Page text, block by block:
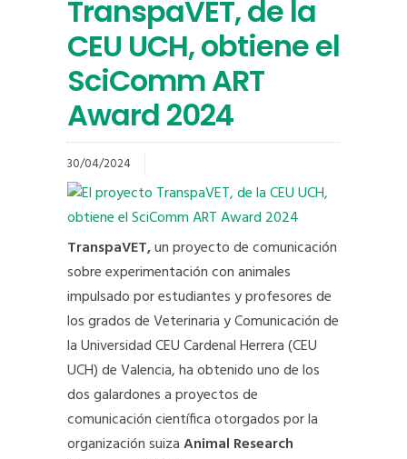
TranspaVET, de la
CEU UCH, obtiene el
SciComm ART
Award 2024
30/04/2024
TranspaVET,un proyecto de comunicación
sobre experimentación con animales
impulsado por estudiantes y profesores de
los grados de Veterinaria y Comunicación de
la Universidad CEU Cardenal Herrera (CEU
UCH) de Valencia, ha obtenido uno de los
dos galardones a proyectos de
comunicación científica otorgados por la
organización suizaAnimal Research